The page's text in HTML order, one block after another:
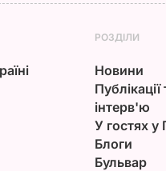
РОЗДІЛИ
Новини
Публікації
інтерв'ю
У гостях у
Блоги
Бульвар